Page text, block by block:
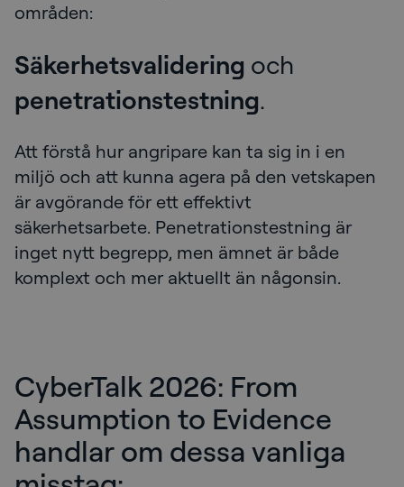
områden:
Säkerhetsvalidering och
penetrationstestning.
Att förstå hur angripare kan ta sig in i en
miljö och att kunna agera på den vetskapen
är avgörande för ett effektivt
säkerhetsarbete. Penetrationstestning är
inget nytt begrepp, men ämnet är både
komplext och mer aktuellt än någonsin.
CyberTalk 2026: From
Assumption to Evidence
handlar om dessa vanliga